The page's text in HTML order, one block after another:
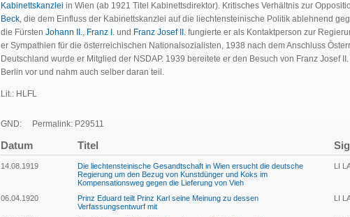
Kabinettskanzlei in Wien (ab 1921 Titel Kabinettsdirektor). Kritisches Verhältnis zur
Beck, die dem Einfluss der Kabinettskanzlei auf die liechtensteinische Politik ablehnend
die Fürsten Johann II., Franz I. und Franz Josef II. fungierte er als Kontaktperson zur
er Sympathien für die österreichischen Nationalsozialisten, 1938 nach dem Anschluss
Deutschland wurde er Mitglied der NSDAP. 1939 bereitete er den Besuch von Franz Josef II.
Berlin vor und nahm auch selber daran teil.
Lit.: HLFL
GND: Permalink: P29511
Datum Titel
14.08.1919
Die liechtensteinische Gesandtschaft in Wien ersucht die deutsche
Regierung um den Bezug von Kunstdünger und Koks im
Kompensationsweg gegen die Lieferung von Vieh
LI
06.04.1920
Prinz Eduard teilt Prinz Karl seine Meinung zu dessen
Verfassungsentwurf mit
LI